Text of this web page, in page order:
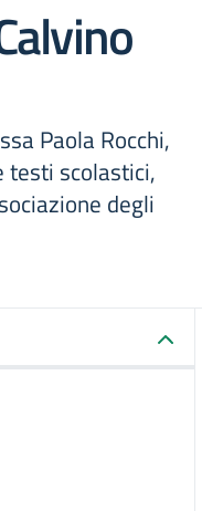
Paola Rocchi,
testi scolastici,
degli